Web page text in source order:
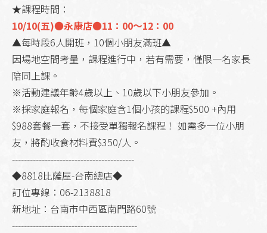
★課程時間：
10/10(五)●永康店●11：00～12：00
▲每時段6人開班，10個小朋友滿班▲
因場地空間考量，課程進行中，若有需要，僅限一名家長
陪同上課。
※活動建議年齡4歲以上、10歲以下小朋友參加。
※採家庭報名，每個家庭含1個小孩的課程$500 +內用
$988套餐一套，不接受單獨報名課程！ 如需多一位小朋
友，將酌收食材料費$350/人。
-----------------------------------------
◆8818比薩屋-台南總店◆
訂位專線：06-2138818
新地址：台南市中西區南門路60號
------------------------------------------